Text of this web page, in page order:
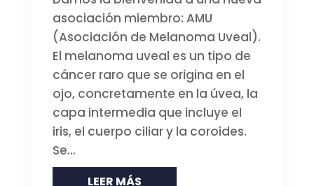
asociación miembro: AMU
(Asociación de Melanoma Uveal).
El melanoma uveal es un tipo de
cáncer raro que se origina en el
ojo, concretamente en la úvea, la
capa intermedia que incluye el
iris, el cuerpo ciliar y la coroides.
Se...
LEER MÁS